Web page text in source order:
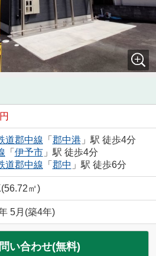
道郡中線 「 郡中港 」駅 徒歩4分
「 伊予市」駅 徒歩4分
道郡中線 「 郡中 」駅 徒歩6分
㎡)
5月(築4年)
い合わせ(無料)